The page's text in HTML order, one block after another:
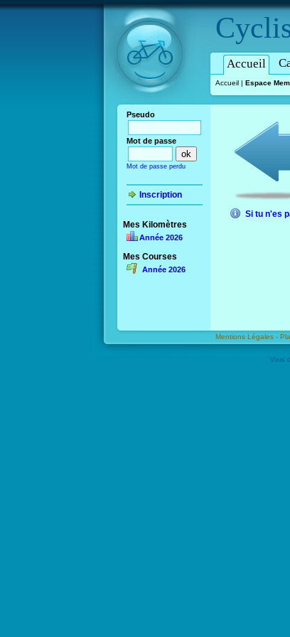
Accueil
Accueil | Espace
Pseudo
Mot de passe
Mot de passe perdu
Inscription
Mes Kilomètres
Année 2026
Mes Courses
Année 2026
Si tu n'es
Mentions Légales -
Vous